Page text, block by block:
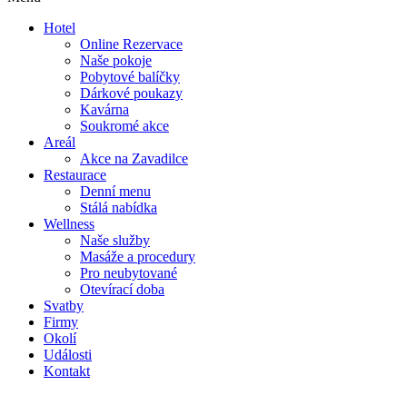
Hotel
Online Rezervace
Naše pokoje
Pobytové balíčky
Dárkové poukazy
Kavárna
Soukromé akce
Areál
Akce na Zavadilce
Restaurace
Denní menu
Stálá nabídka
Wellness
Naše služby
Masáže a procedury
Pro neubytované
Otevírací doba
Svatby
Firmy
Okolí
Události
Kontakt